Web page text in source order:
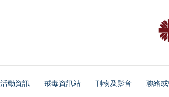
活動資訊 戒毒資訊站 刊物及影音 聯絡